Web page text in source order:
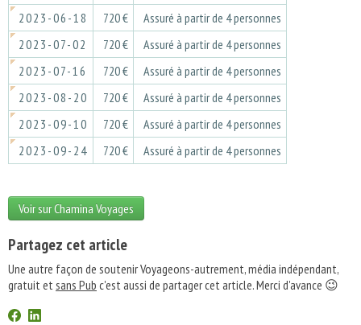
2023-06-18
720 €
Assuré à partir de 4 personnes
2023-07-02
720 €
Assuré à partir de 4 personnes
2023-07-16
720 €
Assuré à partir de 4 personnes
2023-08-20
720 €
Assuré à partir de 4 personnes
2023-09-10
720 €
Assuré à partir de 4 personnes
2023-09-24
720 € Assuré à partir de 4 personnes
Voir sur Chamina Voyages
Partagez cet article
Une autre façon de soutenir Voyageons-autrement, média indépendant,
gratuit etsans Pub c'est aussi de partager cet article. Merci d'avance 😉